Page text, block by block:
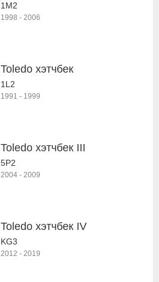
1M2
1998 - 2006
Toledo хэтчбек
1L2
1991 - 1999
Toledo хэтчбек III
5P2
2004 - 2009
Toledo хэтчбек IV
KG3
2012 - 2019